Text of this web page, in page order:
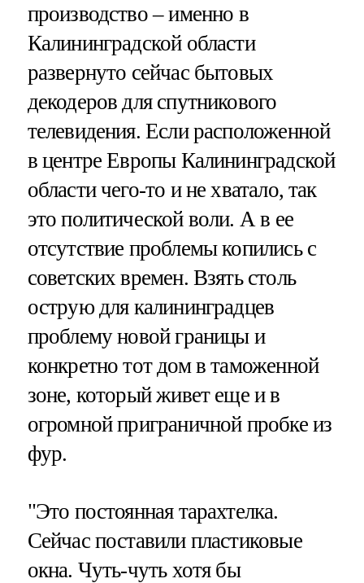
производство – именно в
Калининградской области
развернуто сейчас бытовых
декодеров для спутникового
телевидения. Если расположенной
в центре Европы Калининградской
области чего-то и не хватало, так
это политической воли. А в ее
отсутствие проблемы копились с
советских времен. Взять столь
острую для калининградцев
проблему новой границы и
конкретно тот дом в таможенной
зоне, который живет еще и в
огромной приграничной пробке из
фур.
"Это постоянная тарахтелка.
Сейчас поставили пластиковые
окна. Чуть-чуть хотя бы